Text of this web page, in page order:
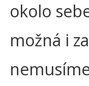
okolo
možná i